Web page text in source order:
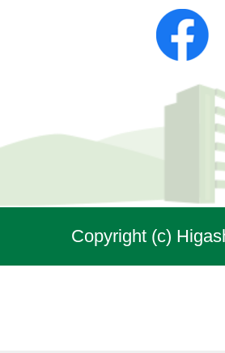
Copyright (c)